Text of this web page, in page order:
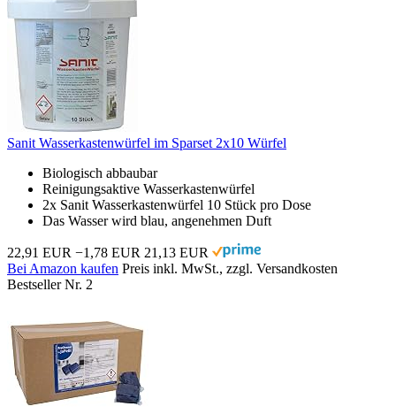
Sanit Wasserkastenwürfel im Sparset 2x10 Würfel
Biologisch abbaubar
Reinigungsaktive Wasserkastenwürfel
2x Sanit Wasserkastenwürfel 10 Stück pro Dose
Das Wasser wird blau, angenehmen Duft
22,91 EUR −1,78 EUR 21,13 EUR
Bei Amazon kaufen Preis inkl. MwSt., zzgl. Versandkosten
Bestseller Nr. 2